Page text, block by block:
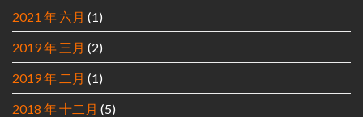
2021 年 六月 (1)
2019 年 三月 (2)
2019 年 二月 (1)
2018 年 十二月 (5)